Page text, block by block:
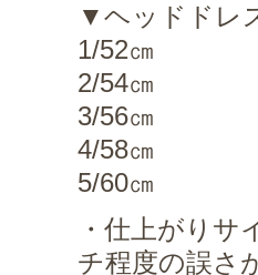
▼ヘッドドレ
1/52㎝
2/54㎝
3/56㎝
4/58㎝
5/60㎝
・仕上がりサ
チ程度の誤さ